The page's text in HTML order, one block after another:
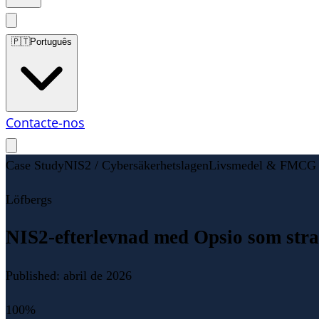
🇵🇹Português
Contacte-nos
Case StudyNIS2 / CybersäkerhetslagenLivsmedel & FMCG
Löfbergs
NIS2-efterlevnad med Opsio som
Published: abril de 2026
100%